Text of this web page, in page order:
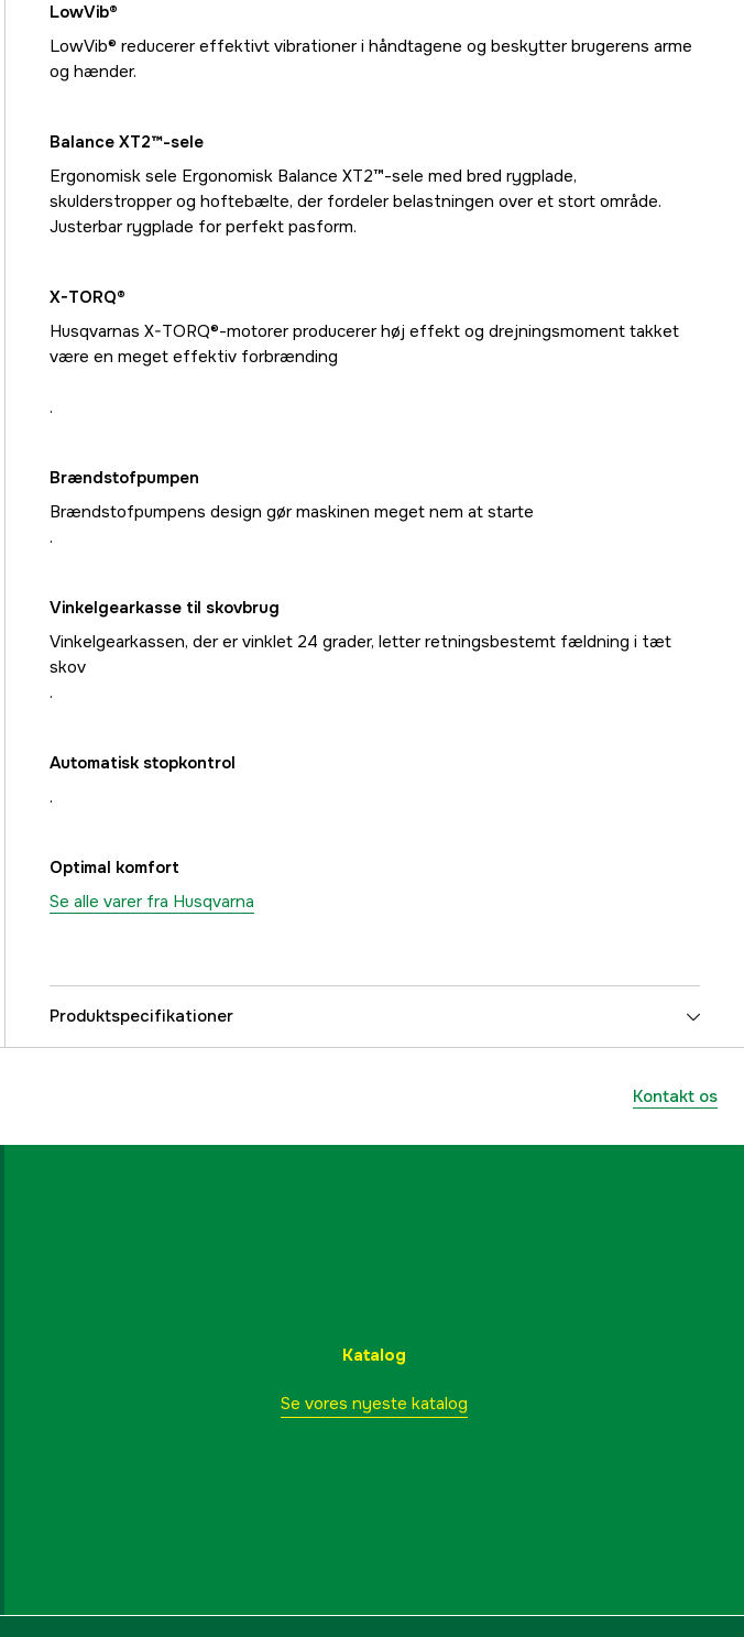
LowVib®
LowVib® reducerer effektivt vibrationer i håndtagene og beskytter brugerens arme
og hænder.
Balance XT2™-sele
Ergonomisk sele Ergonomisk Balance XT2™-sele med bred rygplade,
skulderstropper og hoftebælte, der fordeler belastningen over et stort område.
Justerbar rygplade for perfekt pasform.
X-TORQ®
Husqvarnas X-TORQ®-motorer producerer høj effekt og drejningsmoment takket
være en meget effektiv forbrænding
.
Brændstofpumpen
Brændstofpumpens design gør maskinen meget nem at starte
.
Vinkelgearkasse til skovbrug
Vinkelgearkassen, der er vinklet 24 grader, letter retningsbestemt fældning i tæt
skov
.
Automatisk stopkontrol
.
Optimal komfort
Se alle varer fra Husqvarna
Produktspecifikationer
Kontakt os
Katalog
Se vores nyeste katalog